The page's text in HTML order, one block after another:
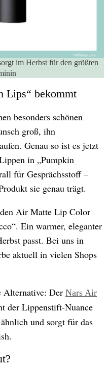
im Herbst für den größten
Lips“ bekommt
besonders schönen
groß, ihn
Genau so ist es jetzt
in „Pumpkin
für Gesprächsstoff –
sie genau trägt.
Air Matte Lip Color
Ein warmer, eleganter
passt. Bei uns in
aktuell in vielen Shops
Alternative: Der Nars Air
der Lippenstift-Nuance
und sorgt für das